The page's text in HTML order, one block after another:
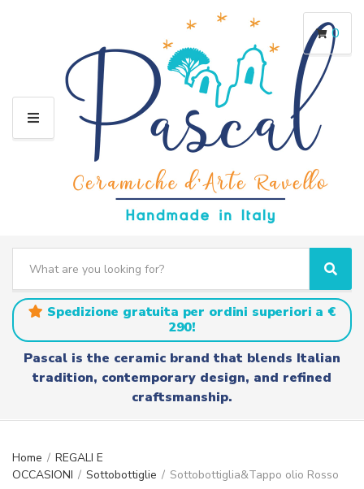
M
a
t
g
a
r
c
h
S
e
a
r
c
h
Spedizione gratuita per ordini superiori a €
290!
Pascal is the ceramic brand that blends Italian
tradition, contemporary design, and refined
craftsmanship.
0
Home / REGALI E
OCCASIONI / Sottobottiglie / Sottobottiglia&Tappo olio Rosso